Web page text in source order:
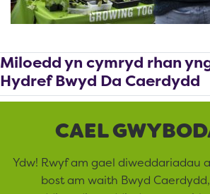
Miloedd yn cymryd rhan
Hydref Bwyd Da Caerdydd
CAEL
Ydw! Rwyf am gael diweddariadau
bost am waith Bwyd